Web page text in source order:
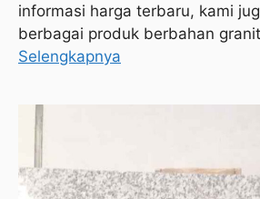
informasi harga terbaru, kami
berbagai produk berbahan
Selengkapnya